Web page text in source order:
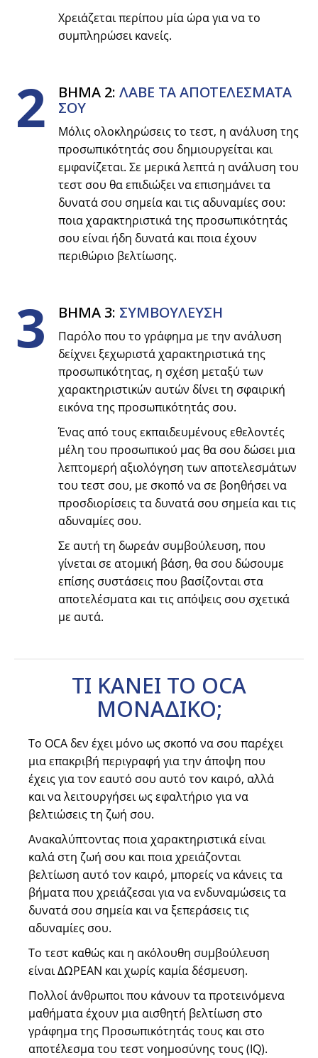
Χρειάζεται περίπου μία ώρα για να το
συμπληρώσει κανείς.
2 ΒΗΜΑ 2: ΛΑΒΕ ΤΑ ΑΠΟΤΕΛΕΣΜΑΤΑ
ΣΟΥ
Μόλις ολοκληρώσεις το τεστ, η ανάλυση της
προσωπικότητάς σου δημιουργείται και
εμφανίζεται. Σε μερικά λεπτά η ανάλυση του
τεστ σου θα επιδιώξει να επισημάνει τα
δυνατά σου σημεία και τις αδυναμίες σου:
ποια χαρακτηριστικά της προσωπικότητάς
σου είναι ήδη δυνατά και ποια έχουν
περιθώριο βελτίωσης.
3 ΒΗΜΑ 3: ΣΥΜΒΟYΛΕΥΣΗ
Παρόλο που το γράφημα με την ανάλυση
δείχνει ξεχωριστά χαρακτηριστικά της
προσωπικότητας, η σχέση μεταξύ των
χαρακτηριστικών αυτών δίνει τη σφαιρική
εικόνα της προσωπικότητάς σου.
Ένας από τους εκπαιδευμένους εθελοντές
μέλη του προσωπικού μας θα σου δώσει μια
λεπτομερή αξιολόγηση των αποτελεσμάτων
του τεστ σου, με σκοπό να σε βοηθήσει να
προσδιορίσεις τα δυνατά σου σημεία και τις
αδυναμίες σου.
Σε αυτή τη δωρεάν συμβούλευση, που
γίνεται σε ατομική βάση, θα σου δώσουμε
επίσης συστάσεις που βασίζονται στα
αποτελέσματα και τις απόψεις σου σχετικά
με αυτά.
ΤΙ ΚΑΝΕΙ ΤΟ OCA
ΜΟΝΑΔΙΚΟ;
Το OCA δεν έχει μόνο ως σκοπό να σου παρέχει
μια επακριβή περιγραφή για την άποψη που
έχεις για τον εαυτό σου αυτό τον καιρό, αλλά
και να λειτουργήσει ως εφαλτήριο για να
βελτιώσεις τη ζωή σου.
Ανακαλύπτοντας ποια χαρακτηριστικά είναι
καλά στη ζωή σου και ποια χρειάζονται
βελτίωση αυτό τον καιρό, μπορείς να κάνεις τα
βήματα που χρειάζεσαι για να ενδυναμώσεις τα
δυνατά σου σημεία και να ξεπεράσεις τις
αδυναμίες σου.
Το τεστ καθώς και η ακόλουθη συμβούλευση
είναι ΔΩΡΕΑΝ και χωρίς καμία δέσμευση.
Πολλοί άνθρωποι που κάνουν τα προτεινόμενα
μαθήματα έχουν μια αισθητή βελτίωση στο
γράφημα της Προσωπικότητάς τους και στο
αποτέλεσμα του τεστ νοημοσύνης τους (IQ).